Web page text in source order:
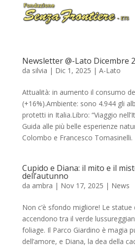
Newsletter @-Lato Dicembre
da silvia | Dic 1, 2025 | A-Lato
Attualità: in aumento il consumo
(+16%).Ambiente: sono 4.944 gli
protetti in Italia.Libro: “Viaggio
Guida alle più belle esperienze
Colombo e Francesco Tomasinelli.
Cupido e Diana: il mito e il
dell’autunno
da ambra | Nov 17, 2025 | News
Non c’è sfondo migliore! Le statue
accendono tra il verde
foliage. Il Parco Giardino è magia
dell’amore, e Diana, la dea della